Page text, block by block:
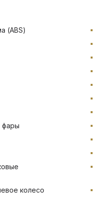
(ABS)
фары
колесо